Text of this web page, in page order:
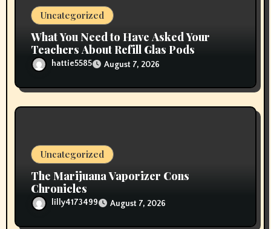
Uncategorized
What You Need to Have Asked Your
Teachers About Refill Glas Pods
hattie5585 August 7, 2026
Uncategorized
The Marijuana Vaporizer Cons
Chronicles
lilly4173499 August 7, 2026